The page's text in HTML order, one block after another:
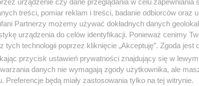
Osobistych" - informuje Niebezpiecznik.
że w Polsce nie ma centralnego systemu do
jakiejkolwiek procedury - ofiary są
treści, pomiar reklam i treści, badanie odbiorców oraz
Partnerzy możemy używać dokładnych danych
urządzenia do celów identyfikacji. Ponieważ cenimy
tych technologii poprzez kliknięcie „Akceptuję”. Zgoda
przycisk ustawień prywatności znajdujący się w
danych nie wymagają zgody użytkownika, ale
Preferencje będą miały zastosowania tylko na tej witrynie.